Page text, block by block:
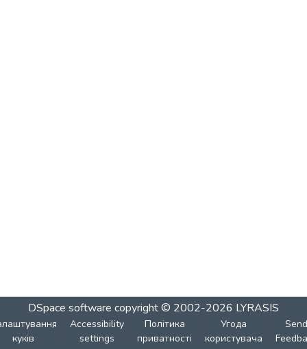
DSpace software copyright © 2002-2026 LYRASIS
куків
Accessibility
settings
Політика
приватності
Угода
користувача
Send